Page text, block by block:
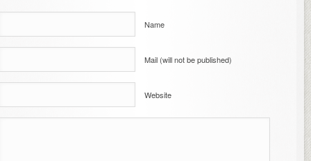
Name
Mail (will not be published)
Website